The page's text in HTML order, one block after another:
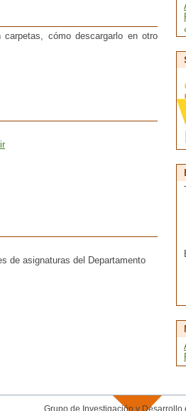
cómo descargarlo en otro
de asignaturas del Departamento
Grupo de Investigación y